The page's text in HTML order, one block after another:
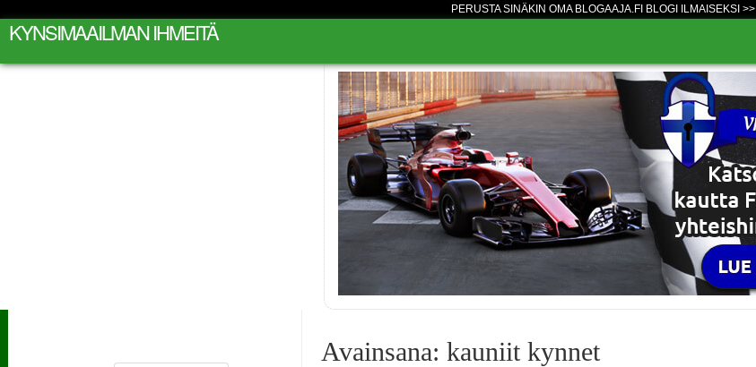
PERUSTA SINÄKIN OMA BLOGAAJA.FI BLOGI ILMAISEKSI >>
KYNSIMAAILMAN IHMEITÄ
Avainsana: kauniit kynnet